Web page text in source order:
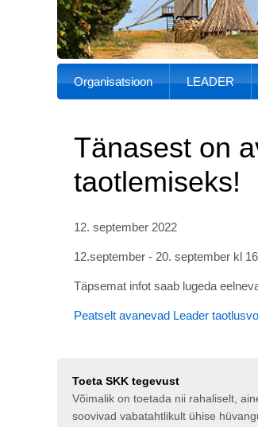
Organisatsioon LEADER
Tänasest on
taotlemiseks!
12. september 2022
12.september - 20. september kl
Täpsemat infot saab lugeda
Peatselt avanevad Leader
Toeta SKK tegevust
Võimalik on toetada nii rahaliselt,
soovivad vabatahtlikult ühise